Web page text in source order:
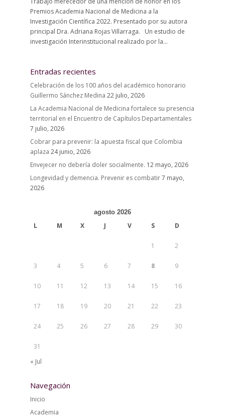
Premios Academia Nacional de Medicina a la
Investigación Científica 2022. Presentado por su autora
principal Dra. Adriana Rojas Villarraga. Un estudio de
investigación Interinstitucional realizado por la...
Entradas recientes
Celebración de los 100 años del académico honorario
Guillermo Sánchez Medina 22 julio, 2026
La Academia Nacional de Medicina fortalece su presencia
territorial en el Encuentro de Capítulos Departamentales
7 julio, 2026
Cobrar para prevenir: la apuesta fiscal que Colombia
aplaza 24 junio, 2026
Envejecer no debería doler socialmente. 12 mayo, 2026
Longevidad y demencia. Prevenir es combatir7 mayo,
2026
agosto 2026
L M X J V S D
1 2
3 4 5 6 7 8 9
10 11 12 13 14 15 16
17 18 19 20 21 22 23
24 25 26 27 28 29 30
31
« Jul
Navegación
Inicio
Academia